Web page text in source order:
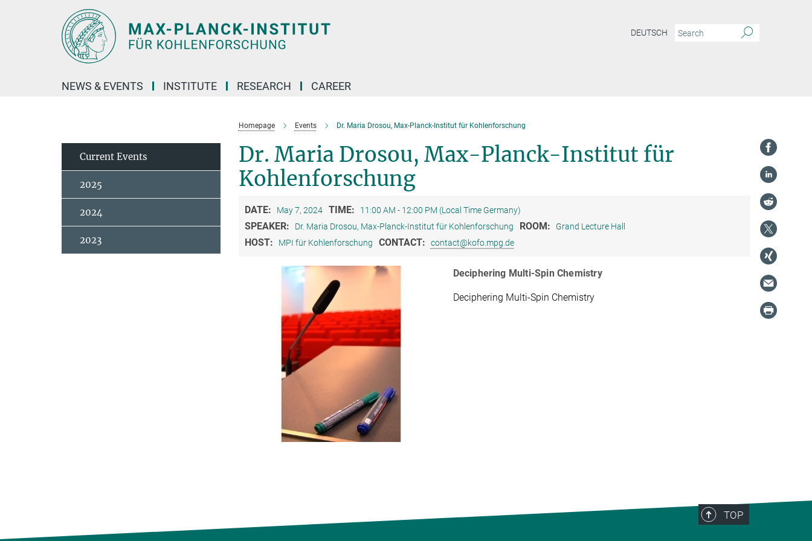
DEUTSCH
NEWS & EVENTS INSTITUTE RESEARCH CAREER
Homepage Events Dr. Maria Drosou, Max-Planck-Institut für Kohlenforschung
Dr. Maria Drosou, Max-Planck-Institut für
Kohlenforschung
DATE: May 7, 2024 TIME: 11:00 AM - 12:00 PM (Local Time Germany)
SPEAKER: Dr. Maria Drosou, Max-Planck-Institut für Kohlenforschung ROOM: Grand Lecture Hall
HOST: MPI für Kohlenforschung CONTACT: contact@kofo.mpg.de
Deciphering Multi-Spin Chemistry
Deciphering Multi-Spin Chemistry
Current Events
2025
2024
2023
TOP